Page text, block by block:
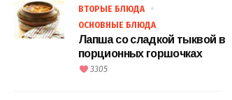
ВТОРЫЕ БЛЮДА
ОСНОВНЫЕ БЛЮДА
Лапша со сладкой тыквой в
порционных горшочках
3305